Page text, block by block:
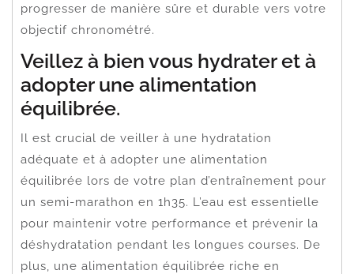
progresser de manière sûre et durable vers votre
objectif chronométré.
Veillez à bien vous hydrater et à
adopter une alimentation
équilibrée.
Il est crucial de veiller à une hydratation
adéquate et à adopter une alimentation
équilibrée lors de votre plan d’entraînement pour
un semi-marathon en 1h35. L’eau est essentielle
pour maintenir votre performance et prévenir la
déshydratation pendant les longues courses. De
plus, une alimentation équilibrée riche en